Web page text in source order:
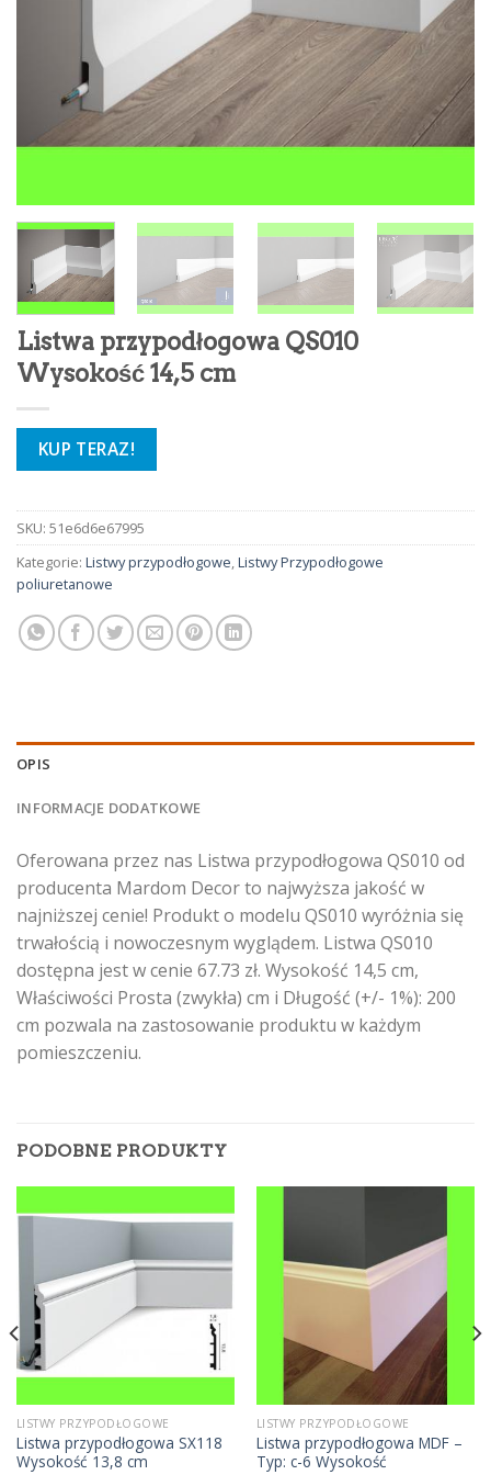
Listwa przypodłogowa QS010
Wysokość 14,5 cm
KUP TERAZ!
SKU: 51e6d6e67995
Kategorie: Listwy przypodłogowe,Listwy Przypodłogowe
poliuretanowe
OPIS
INFORMACJE DODATKOWE
Oferowana przez nas Listwa przypodłogowa QS010 od
producenta Mardom Decor to najwyższa jakość w
najniższej cenie! Produkt o modelu QS010 wyróżnia się
trwałością i nowoczesnym wyglądem. Listwa QS010
dostępna jest w cenie 67.73 zł. Wysokość 14,5 cm,
Właściwości Prosta (zwykła) cm i Długość (+/- 1%): 200
cm pozwala na zastosowanie produktu w każdym
pomieszczeniu.
PODOBNE PRODUKTY
LISTWY PRZYPODŁOGOWE
Listwa przypodłogowa SX118
Wysokość 13,8 cm
LISTWY PRZYPODŁOGOWE
Listwa przypodłogowa MDF –
Typ: c-6 Wysokość